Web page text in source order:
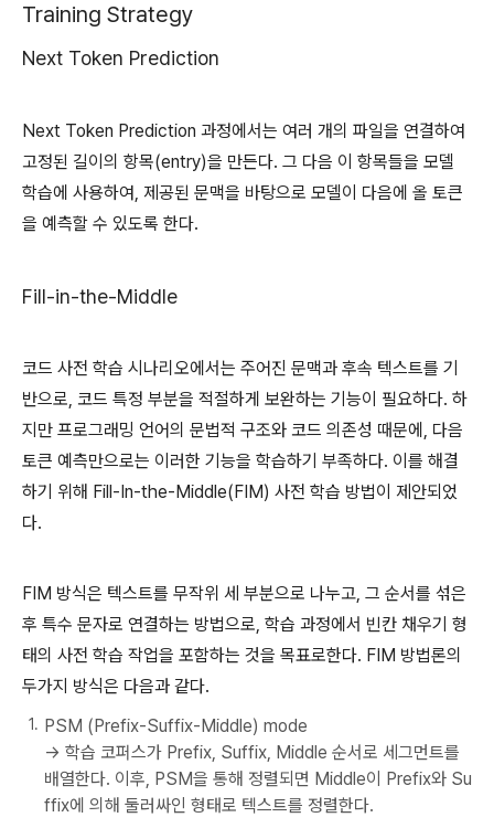
Training Strategy
Next Token Prediction
Next Token Prediction 과정에서는 여러 개의 파일을 연결하여
고정된 길이의 항목(entry)을 만든다. 그 다음 이 항목들을 모델
학습에 사용하여, 제공된 문맥을 바탕으로 모델이 다음에 올 토큰
을 예측할 수 있도록 한다.
Fill-in-the-Middle
코드 사전 학습 시나리오에서는 주어진 문맥과 후속 텍스트를 기
반으로, 코드 특정 부분을 적절하게 보완하는 기능이 필요하다. 하
지만 프로그래밍 언어의 문법적 구조와 코드 의존성 때문에, 다음
토큰 예측만으로는 이러한 기능을 학습하기 부족하다. 이를 해결
하기 위해 Fill-In-the-Middle(FIM) 사전 학습 방법이 제안되었
다.
FIM 방식은 텍스트를 무작위 세 부분으로 나누고, 그 순서를 섞은
후 특수 문자로 연결하는 방법으로, 학습 과정에서 빈칸 채우기 형
태의 사전 학습 작업을 포함하는 것을 목표로한다. FIM 방법론의
두가지 방식은 다음과 같다.
PSM (Prefix-Suffix-Middle) mode
→ 학습 코퍼스가 Prefix, Suffix, Middle 순서로 세그먼트를
배열한다. 이후, PSM을 통해 정렬되면 Middle이 Prefix와 Su
ffix에 의해 둘러싸인 형태로 텍스트를 정렬한다.